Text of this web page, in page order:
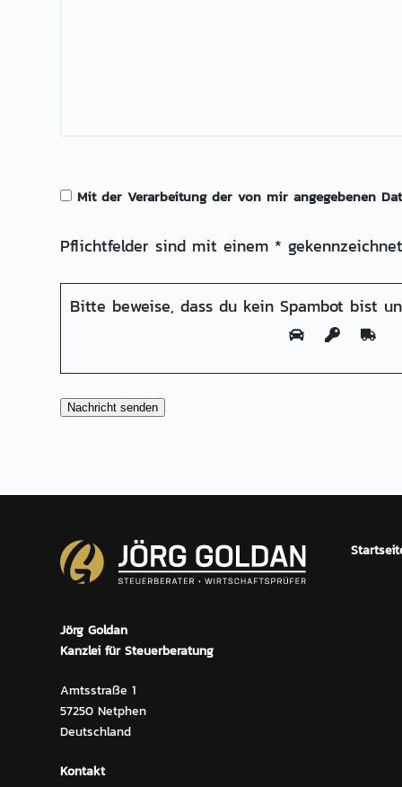
Mit der Verarbeitung der von mir angegebenen
Pflichtfelder sind mit einem *
Bitte beweise, dass du kein Spambot bist
Jörg Goldan
Kanzlei für Steuerberatung
Amtsstraße 1
57250 Netphen
Deutschland
Kontakt